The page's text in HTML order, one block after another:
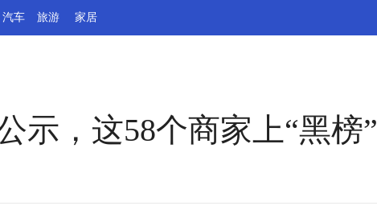
汽车 旅游 家居
示，这58个商家上“黑榜”